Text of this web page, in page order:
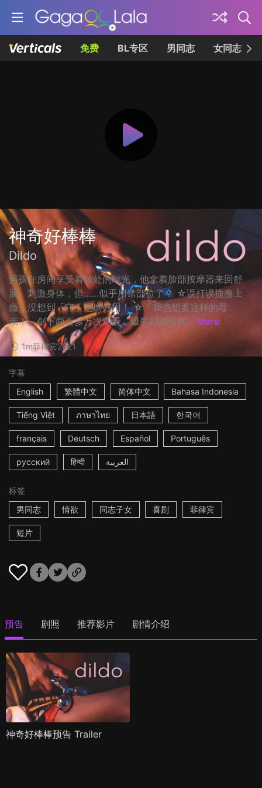
免费 BL专区 男同志 女同志
神奇好棒棒
Dildo
男孩在房间享受着独处的时光，他拿着脸部按摩器来回舒
展、刺激身体，但……似乎用错部位了？ ☆误打误撞撸上
瘾，没想到「它」这麽好用！ ☆「我也想要这样的母
亲！」创下两百多万次观看，爆笑剧情引网... More
1m菲律宾2021
字幕
English
繁體中文 简体中文 Bahasa Indonesia
Tiếng Việt ภาษาไทย 日本語 한국어
français Deutsch Español Português
русский हिन्दी العربية
标签
男同志
情欲 同志子女 喜剧 菲律宾
短片
预告 剧照 推荐影片 剧情介绍
神奇好棒棒预告 Trailer